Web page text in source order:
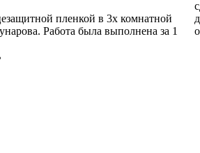
пленкой в 3х комнатной
Работа была выполнена за 1